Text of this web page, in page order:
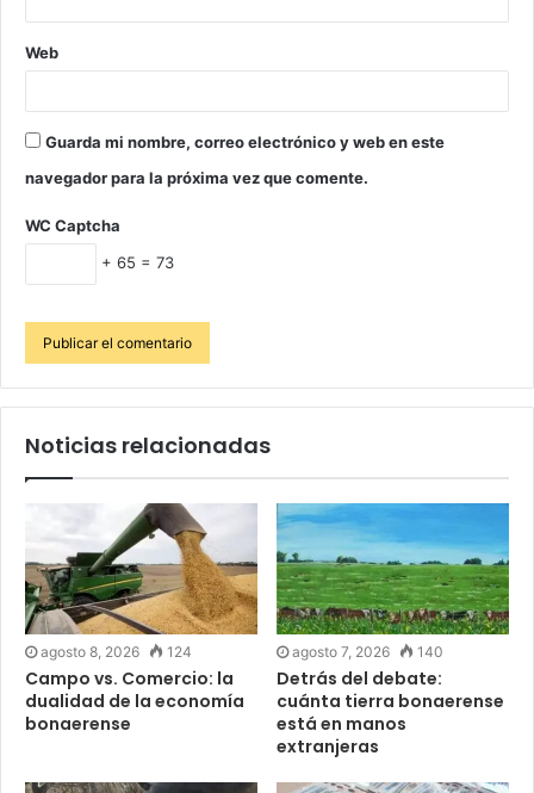
Web
Guarda mi nombre, correo electrónico y web en este
navegador para la próxima vez que comente.
WC Captcha
+ 65 = 73
Noticias relacionadas
agosto 8, 2026 124
Campo vs. Comercio: la
dualidad de la economía
bonaerense
agosto 7, 2026 140
Detrás del debate:
cuánta tierra bonaerense
está en manos
extranjeras